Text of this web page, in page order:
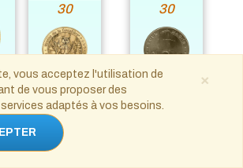
30
Courry
Grotte de
Cocalière
Site
30
Tour
×
vous acceptez l'utilisation de
de vous proposer des
adaptés à vos besoins.